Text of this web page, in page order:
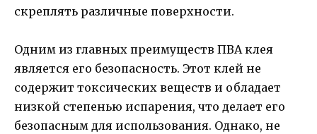
скреплять различные поверхности.
Одним из главных преимуществ ПВА клея
является его безопасность. Этот клей не
содержит токсических веществ и обладает
низкой степенью испарения, что делает его
безопасным для использования. Однако, не